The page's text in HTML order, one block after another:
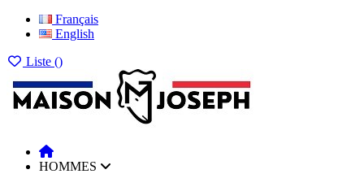
Français
English
Liste ()
HOMMES